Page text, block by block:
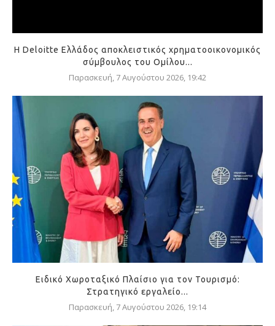
Η Deloitte Ελλάδος αποκλειστικός χρηματοοικονομικός
σύμβουλος του Ομίλου...
Παρασκευή, 7 Αυγούστου 2026, 19:42
Ειδικό Χωροταξικό Πλαίσιο για τον Τουρισμό:
Στρατηγικό εργαλείο...
Παρασκευή, 7 Αυγούστου 2026, 19:14